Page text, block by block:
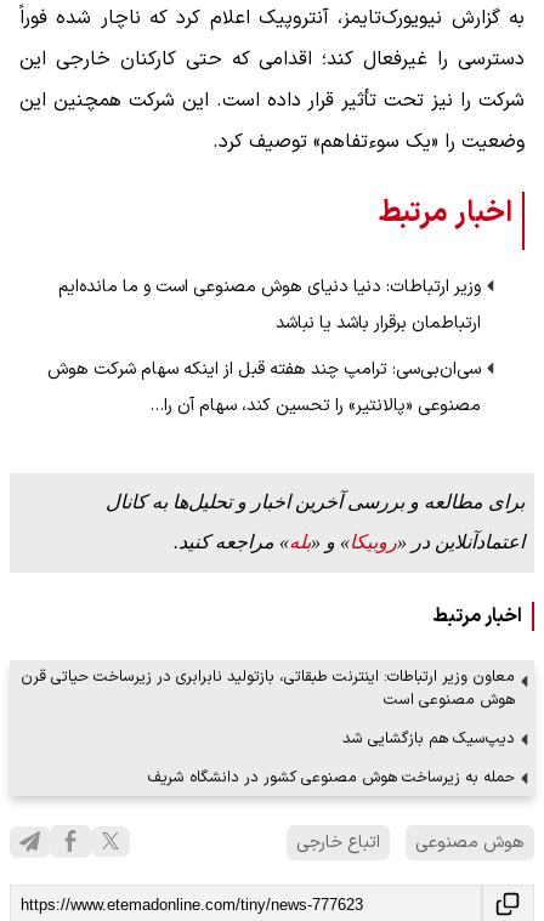
به گزارش نیویورک‌تایمز، آنتروپیک اعلام کرد که ناچار شده فوراً
دسترسی را غیرفعال کند؛ اقدامی که حتی کارکنان خارجی این
شرکت را نیز تحت تأثیر قرار داده است. این شرکت همچنین این
وضعیت را «یک سوءتفاهم» توصیف کرد.
اخبار مرتبط
وزیر ارتباطات: دنیا دنیای هوش مصنوعی است و ما مانده‌ایم
ارتباطمان برقرار باشد یا نباشد
سی‌ان‌بی‌سی: ترامپ چند هفته قبل از اینکه سهام شرکت هوش
مصنوعی «پالانتیر» را تحسین کند، سهام آن را…
برای مطالعه و بررسی آخرین اخبار و تحلیل‌ها به کانال
اعتمادآنلاین در «روبیکا» و «بله» مراجعه کنید.
اخبار مرتبط
معاون وزیر ارتباطات: اینترنت طبقاتی، بازتولید نابرابری در زیرساخت حیاتی قرن
هوش مصنوعی است
دیپ‌سیک هم بازگشایی شد
حمله به زیرساخت هوش مصنوعی کشور در دانشگاه شریف
هوش مصنوعی اتباع خارجی